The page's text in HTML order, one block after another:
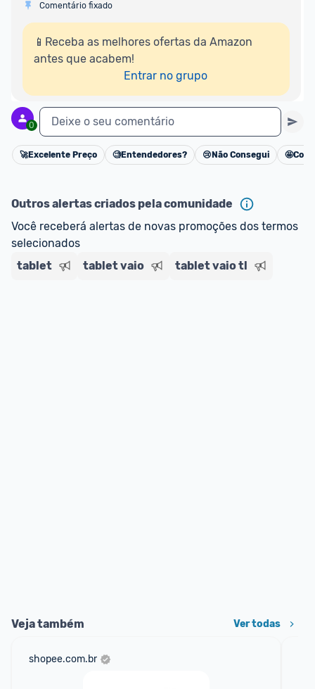
Comentário fixado
📱Receba as melhores ofertas da Amazon
antes que acabem!
Entrar no grupo
0 Deixe o seu comentário
Cancelar
🚀Excelente Preço 🧐Entendedores? 😢 Não Consegui 🤩
Outros alertas criados pela comunidade
Você receberá alertas de novas promoções dos termos
selecionados
tablet
tablet vaio tablet vaio tl
Veja também Ver todas
shopee.com.br